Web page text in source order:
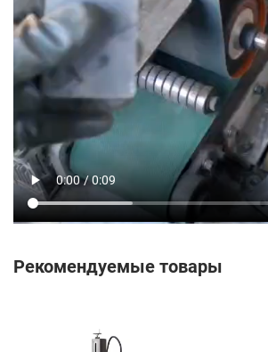
Рекомендуемые товары